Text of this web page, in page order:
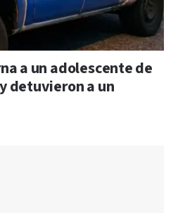
a un adolescente de
detuvieron a un